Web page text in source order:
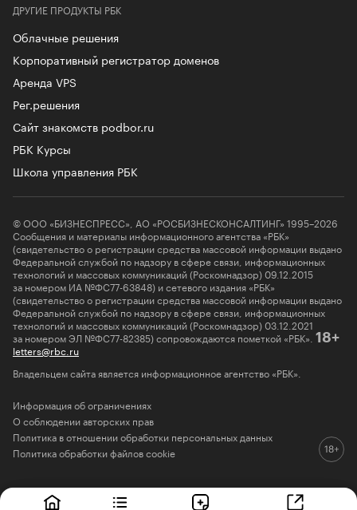
ДРУГИЕ ПРОДУКТЫ РБК
Облачные решения
Корпоративный регистратор доменов
Аренда VPS
Рег.решения
Сайт знакомств podbor.ru
РБК Курсы
Школа управления РБК
© ООО «БИЗНЕСПРЕСС», АО «РОСБИЗНЕСКОНСАЛТИНГ» 1995–2026
Сообщения и материалы информационного агентства «РБК»
(свидетельство о регистрации средства массовой информации выдано
Федеральной службой по надзору в сфере связи, информационных
технологий и массовых коммуникаций (Роскомнадзор) 09.12.2015
за номером ИА №ФС77-63848) и сетевого издания «РБК»
(свидетельство о регистрации средства массовой информации выдано
Федеральной службой по надзору в сфере связи, информационных
технологий и массовых коммуникаций (Роскомнадзор) 03.12.2021
за номером ЭЛ №ФС77-82385) сопровождаются пометкой «РБК». 18+
letters@rbc.ru
Владельцем сайта является информационное агентство «РБК».
Информация об ограничениях
О соблюдении авторских прав
Политика в отношении обработки персональных данных
Политика обработки файлов cookie